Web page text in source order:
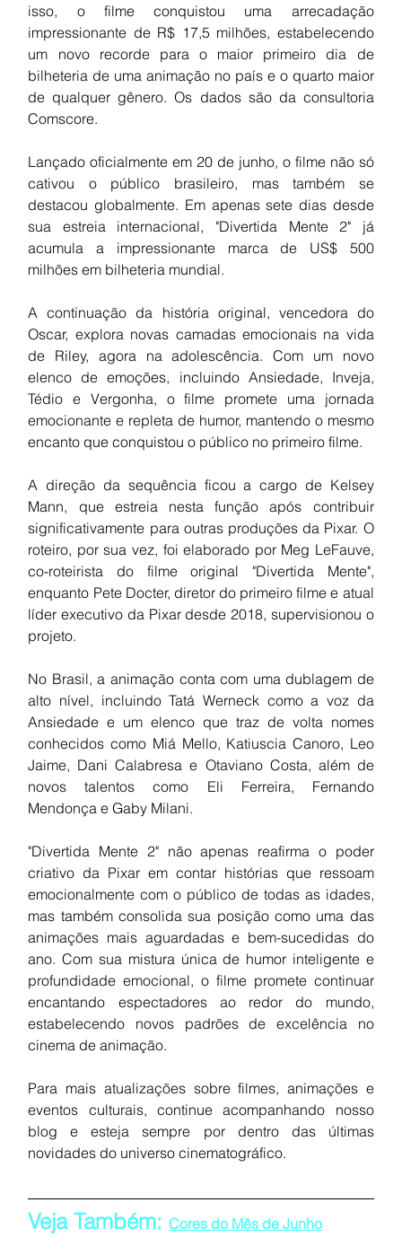
isso, o filme conquistou uma arrecadação
impressionante de R$ 17,5 milhões, estabelecendo
um novo recorde para o maior primeiro dia de
bilheteria de uma animação no país e o quarto maior
de qualquer gênero. Os dados são da consultoria
Comscore.
Lançado oficialmente em 20 de junho, o filme não só
cativou o público brasileiro, mas também se
destacou globalmente. Em apenas sete dias desde
sua estreia internacional, "Divertida Mente 2" já
acumula a impressionante marca de US$ 500
milhões em bilheteria mundial.
A continuação da história original, vencedora do
Oscar, explora novas camadas emocionais na vida
de Riley, agora na adolescência. Com um novo
elenco de emoções, incluindo Ansiedade, Inveja,
Tédio e Vergonha, o filme promete uma jornada
emocionante e repleta de humor, mantendo o mesmo
encanto que conquistou o público no primeiro filme.
A direção da sequência ficou a cargo de Kelsey
Mann, que estreia nesta função após contribuir
significativamente para outras produções da Pixar. O
roteiro, por sua vez, foi elaborado por Meg LeFauve,
co-roteirista do filme original "Divertida Mente",
enquanto Pete Docter, diretor do primeiro filme e atual
líder executivo da Pixar desde 2018, supervisionou o
projeto.
No Brasil, a animação conta com uma dublagem de
alto nível, incluindo Tatá Werneck como a voz da
Ansiedade e um elenco que traz de volta nomes
conhecidos como Miá Mello, Katiuscia Canoro, Leo
Jaime, Dani Calabresa e Otaviano Costa, além de
novos talentos como Eli Ferreira, Fernando
Mendonça e Gaby Milani.
"Divertida Mente 2" não apenas reafirma o poder
criativo da Pixar em contar histórias que ressoam
emocionalmente com o público de todas as idades,
mas também consolida sua posição como uma das
animações mais aguardadas e bem-sucedidas do
ano. Com sua mistura única de humor inteligente e
profundidade emocional, o filme promete continuar
encantando espectadores ao redor do mundo,
estabelecendo novos padrões de excelência no
cinema de animação.
Para mais atualizações sobre filmes, animações e
eventos culturais, continue acompanhando nosso
blog e esteja sempre por dentro das últimas
novidades do universo cinematográfico.
Veja Também: Cores do Mês de Junho